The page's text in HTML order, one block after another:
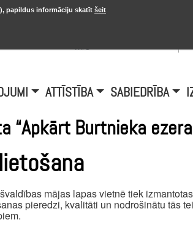
m/s
ATTĪSTĪBA SABIEDRĪBA
“Apkārt Burtnieka
mājas lapas vietnē tiek
pieredzi, kvalitāti un nodrošinātu tās
papildus informāciju skatīt šeit